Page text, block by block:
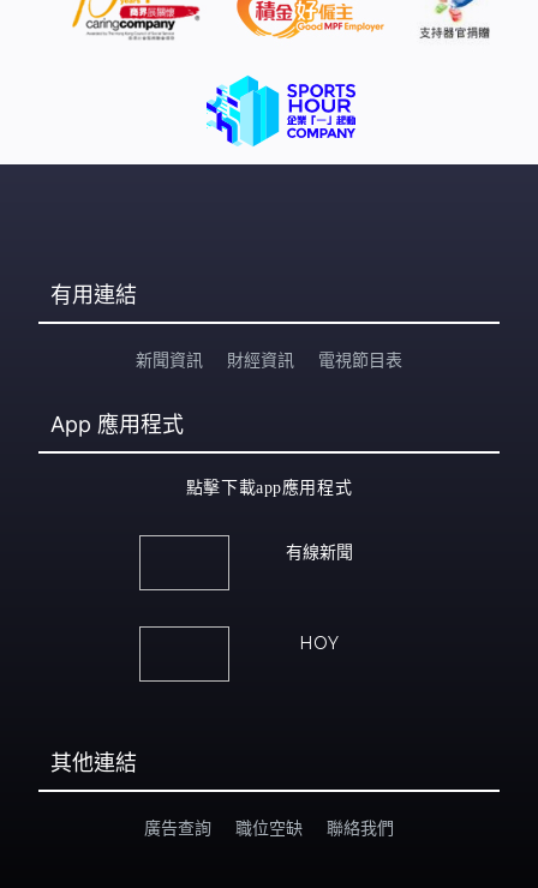
有用連結
新聞資訊 財經資訊 電視節目表
App 應用程式
點擊下載app應用程式
有線新聞
HOY
其他連結
廣告查詢 職位空缺 聯絡我們